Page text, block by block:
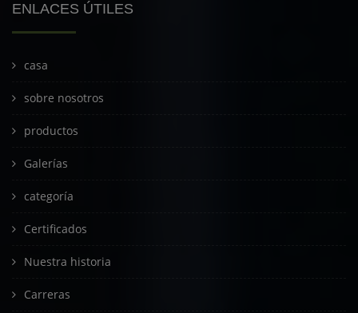
ENLACES ÚTILES
casa
sobre nosotros
productos
Galerías
categoría
Certificados
Nuestra historia
Carreras